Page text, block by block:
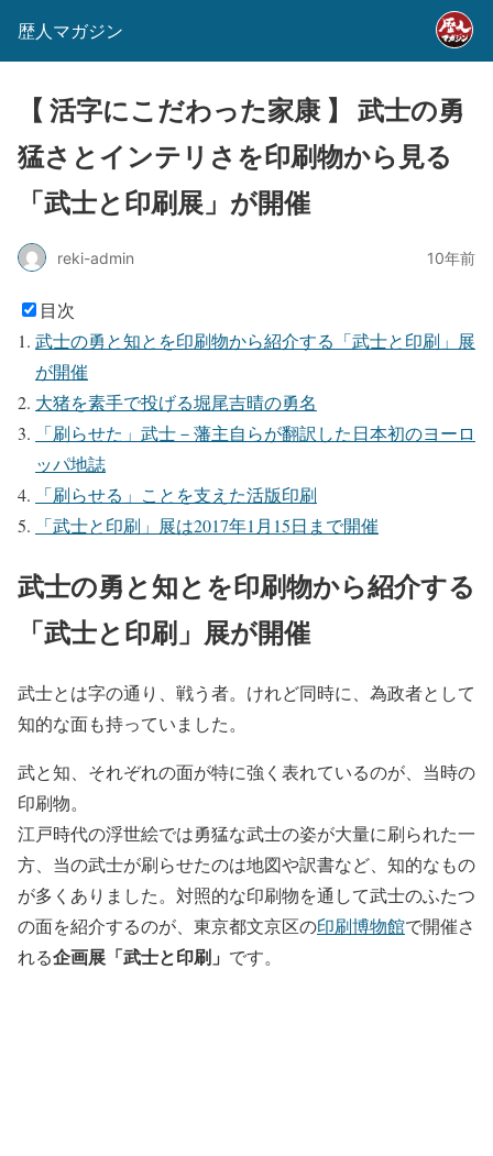
歴人マガジン
【 活字にこだわった家康 】 武士の勇
猛さとインテリさを印刷物から見る
「武士と印刷展」が開催
reki-admin 10年前
目次
武士の勇と知とを印刷物から紹介する「武士と印刷」展
が開催
大猪を素手で投げる堀尾吉晴の勇名
「刷らせた」武士－藩主自らが翻訳した日本初のヨーロ
ッパ地誌
「刷らせる」ことを支えた活版印刷
「武士と印刷」展は2017年1月15日まで開催
武士の勇と知とを印刷物から紹介する
「武士と印刷」展が開催
武士とは字の通り、戦う者。けれど同時に、為政者として
知的な面も持っていました。
武と知、それぞれの面が特に強く表れているのが、当時の
印刷物。
江戸時代の浮世絵では勇猛な武士の姿が大量に刷られた一
方、当の武士が刷らせたのは地図や訳書など、知的なもの
が多くありました。対照的な印刷物を通して武士のふたつ
の面を紹介するのが、東京都文京区の印刷博物館で開催さ
れる企画展「武士と印刷」 です。